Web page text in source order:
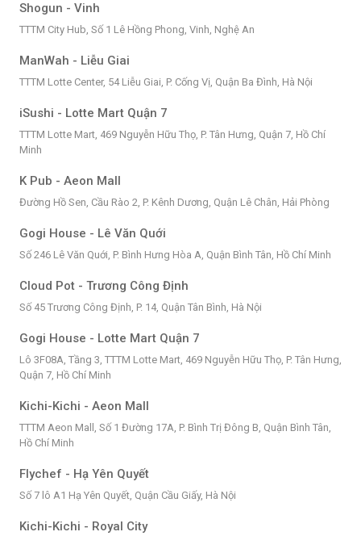
Shogun - Vinh
TTTM City Hub, Số 1 Lê Hồng Phong, Vinh, Nghệ An
ManWah - Liễu Giai
TTTM Lotte Center, 54 Liễu Giai, P. Cống Vị, Quận Ba Đình, Hà Nội
iSushi - Lotte Mart Quận 7
TTTM Lotte Mart, 469 Nguyễn Hữu Thọ, P. Tân Hưng, Quận 7, Hồ Chí
Minh
K Pub - Aeon Mall
Đường Hồ Sen, Cầu Rào 2, P. Kênh Dương, Quận Lê Chân, Hải Phòng
Gogi House - Lê Văn Quới
Số 246 Lê Văn Quới, P. Bình Hưng Hòa A, Quận Bình Tân, Hồ Chí Minh
Cloud Pot - Trương Công Định
Số 45 Trương Công Định, P. 14, Quận Tân Bình, Hà Nội
Gogi House - Lotte Mart Quận 7
Lô 3F08A, Tầng 3, TTTM Lotte Mart, 469 Nguyễn Hữu Thọ, P. Tân Hưng,
Quận 7, Hồ Chí Minh
Kichi-Kichi - Aeon Mall
TTTM Aeon Mall, Số 1 Đường 17A, P. Bình Trị Đông B, Quận Bình Tân,
Hồ Chí Minh
Flychef - Hạ Yên Quyết
Số 7 lô A1 Hạ Yên Quyết, Quận Cầu Giấy, Hà Nội
Kichi-Kichi - Royal City